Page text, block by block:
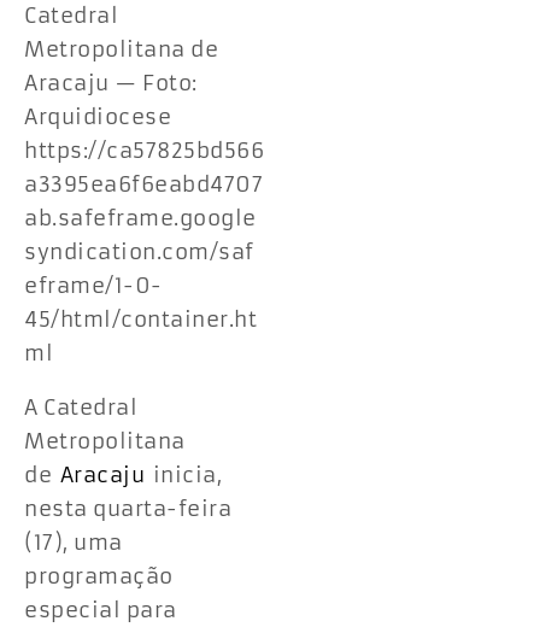
Catedral
Metropolitana de
Aracaju — Foto:
Arquidiocese
https://ca57825bd566
a3395ea6f6eabd4707
ab.safeframe.google
syndication.com/saf
eframe/1-0-
45/html/container.ht
ml
A Catedral
Metropolitana
de Aracaju inicia,
nesta quarta-feira
(17), uma
programação
especial para